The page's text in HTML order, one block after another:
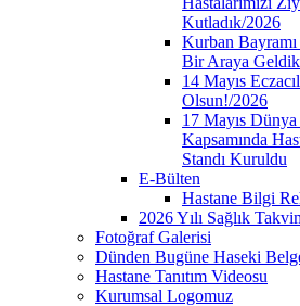
Kutladık/2026
Kurban Bayramı
Bir Araya Geldik
14 Mayıs
Olsun!/2026
17 Mayıs
Kapsamında
Standı Kuruldu
E-Bülten
Hastane Bilgi
2026 Yılı Sağlık
Fotoğraf Galerisi
Dünden Bugüne Haseki
Hastane Tanıtım Videosu
Kurumsal Logomuz